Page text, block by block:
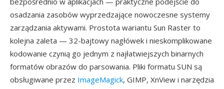
osadzania zasobów wyprzedzające nowoczesne systemy
zarządzania aktywami. Prostota wariantu Sun Raster to
kolejna zaleta — 32-bajtowy nagłówek i nieskomplikowane
kodowanie czynią go jednym z najłatwiejszych binarnych
formatów obrazów do parsowania. Pliki formatu SUN są
obsługiwane przez ImageMagick, GIMP, XnView i narzędzia